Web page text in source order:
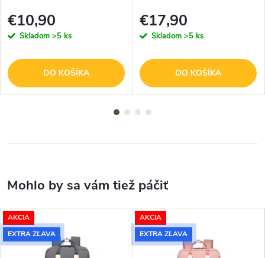
€10,90
Skladom >5 ks
DO KOŠÍKA
€17,90
Skladom >5 ks
DO KOŠÍKA
AKCIA
EXTRA ZĽAVA
AKCIA
EXTRA ZĽAVA